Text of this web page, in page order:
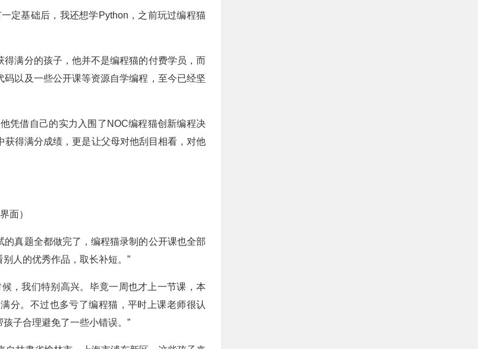
定基础后，我还想学Python，之前玩过编程猫
满分的孩子，他并不是编程猫的付费学员，而
以及一些公开课等资源自学编程，至今已经坚
凭借自己的实力入围了NOC编程猫创新编程决
得满分成绩，更是让父母对他刮目相看，对他
面）
真题全都做完了，编程猫录制的公开课也全部
人的优秀作品，取长补短。”
，我们特别高兴。毕竟一周也才上一节课，本
分。不过也多亏了编程猫，平时上课老师很认
子合理避免了一些小错误。”